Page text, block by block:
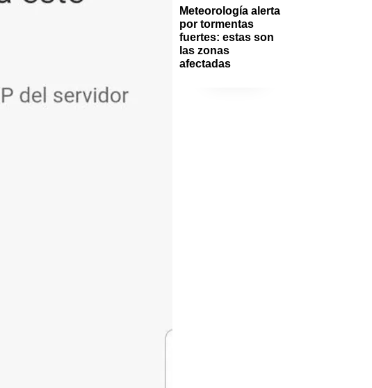
Meteorología alerta
por tormentas
fuertes: estas son
las zonas
afectadas